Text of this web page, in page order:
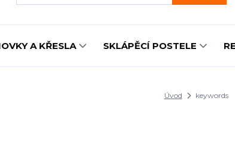
A KŘESLA SKLÁPĚCÍ POSTELE
Úvod keywords